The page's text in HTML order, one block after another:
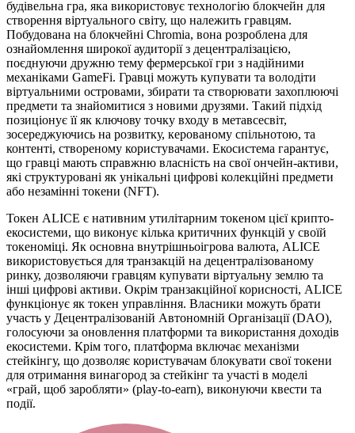
будівельна гра, яка використовує технологію блокчейн для
створення віртуального світу, що належить гравцям.
Побудована на блокчейні Chromia, вона розроблена для
ознайомлення широкої аудиторії з децентралізацією,
поєднуючи дружню тему фермерської гри з надійними
механіками GameFi. Гравці можуть купувати та володіти
віртуальними островами, збирати та створювати захоплюючі
предмети та знайомитися з новими друзями. Такий підхід
позиціонує її як ключову точку входу в метавсесвіт,
зосереджуючись на розвитку, керованому спільнотою, та
контенті, створеному користувачами. Екосистема гарантує,
що гравці мають справжню власність на свої ончейн-активи,
які структуровані як унікальні цифрові колекційні предмети
або незамінні токени (NFT).
Токен ALICE є нативним утилітарним токеном цієї крипто-
екосистеми, що виконує кілька критичних функцій у своїй
токеноміці. Як основна внутрішньоігрова валюта, ALICE
використовується для транзакцій на децентралізованому
ринку, дозволяючи гравцям купувати віртуальну землю та
інші цифрові активи. Окрім транзакційної корисності, ALICE
функціонує як токен управління. Власники можуть брати
участь у Децентралізованій Автономній Організації (DAO),
голосуючи за оновлення платформи та використання доходів
екосистеми. Крім того, платформа включає механізми
стейкінгу, що дозволяє користувачам блокувати свої токени
для отримання винагород за стейкінг та участі в моделі
«грай, щоб заробляти» (play-to-earn), виконуючи квести та
події.